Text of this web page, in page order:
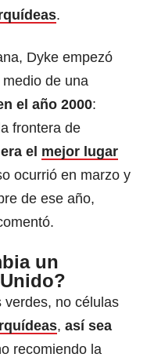
.
Dyke empezó
de una
el año 2000:
frontera de
era el mejor lugar
ocurrió en marzo y
de ese año,
un
verdes, no células
, así sea
recomiendo la